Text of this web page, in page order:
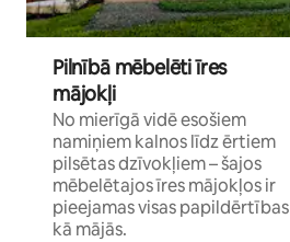
Pilnībā mēbelēti īres
mājokļi
No mierīgā vidē esošiem
namiņiem kalnos līdz ērtiem
pilsētas dzīvokļiem – šajos
mēbelētajos īres mājokļos ir
pieejamas visas papildērtības
kā mājās.